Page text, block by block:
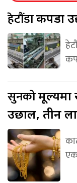
हेटौंडाकपडा
सुनकोमूल्यमा
उछाल, तीन